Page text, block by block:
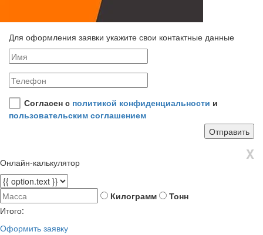
Для оформления заявки укажите свои контактные данные
Согласен с политикой конфиденциальности и
пользовательским соглашением
X
Онлайн-калькулятор
Килограмм
Тонн
Итого:
Оформить заявку